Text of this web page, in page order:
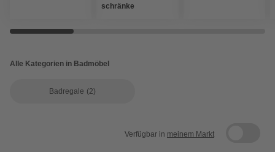
schränke
Alle Kategorien in Badmöbel
Badregale (2)
Verfügbar in meinem Markt